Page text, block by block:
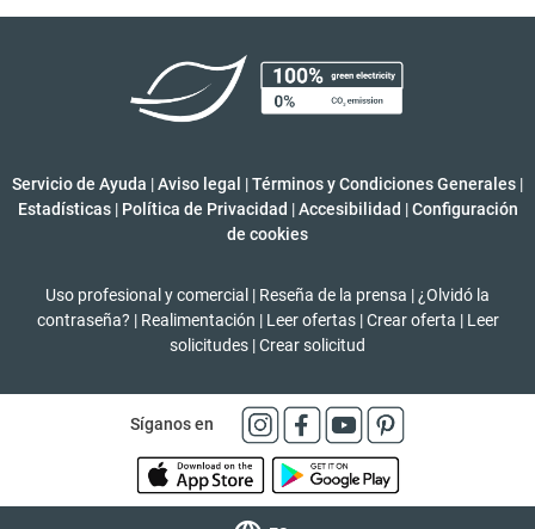
Servicio de Ayuda |Aviso legal |Términos y Condiciones Generales |
Estadísticas | Política de Privacidad | Accesibilidad | Configuración
de cookies
Uso profesional y comercial | Reseña de la prensa | ¿Olvidó la
contraseña? | Realimentación | Leer ofertas | Crear oferta | Leer
solicitudes |Crear solicitud
Síganos en